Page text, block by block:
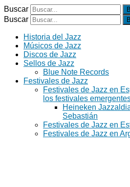
Buscar
Buscar
Historia del Jazz
Músicos de Jazz
Discos de Jazz
Sellos de Jazz
Blue Note Records
Festivales de Jazz
Festivales de Jazz en
los festivales
Heineken
Sebastián
Festivales de Jazz en
Festivales de Jazz en